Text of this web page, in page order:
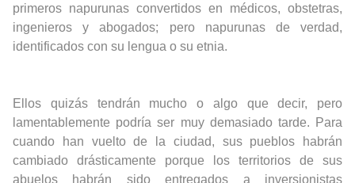
primeros napurunas convertidos en médicos, obstetras,
ingenieros y abogados; pero napurunas de verdad,
identificados con su lengua o su etnia.
Ellos quizás tendrán mucho o algo que decir, pero
lamentablemente podría ser muy demasiado tarde. Para
cuando han vuelto de la ciudad, sus pueblos habrán
cambiado drásticamente porque los territorios de sus
abuelos habrán sido entregados a inversionistas